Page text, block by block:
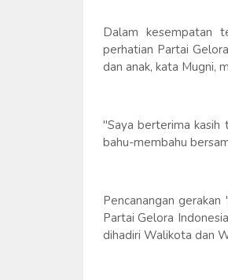
Dalam kesempatan
perhatian Partai
dan anak, kata Mugni,
"Saya berterima kasih
bahu-membahu
Pencanangan
Partai Gelora
dihadiri Walikota dan